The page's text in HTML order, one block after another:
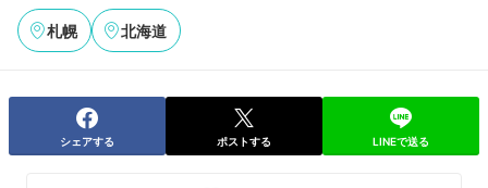
朝食バイキング一例①
札幌 北海道
シェアする ポストする LINEで送る